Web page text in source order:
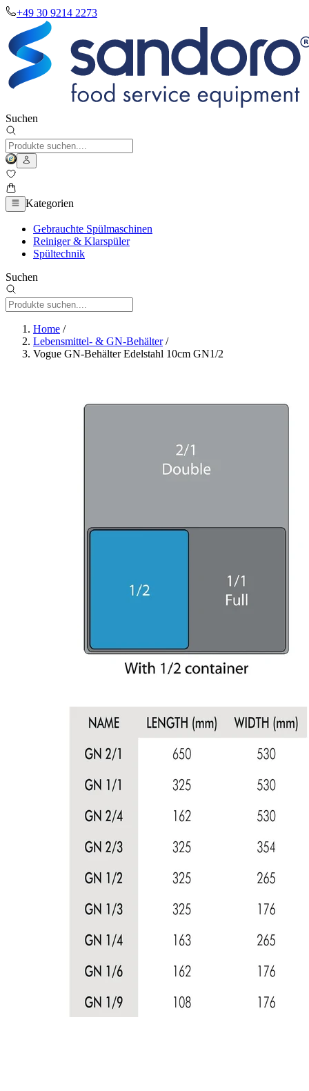
+49 30 9214 2273
Suchen
Kategorien
Gebrauchte Spülmaschinen
Reiniger & Klarspüler
Spültechnik
Suchen
Home /
Lebensmittel- & GN-Behälter/
Vogue GN-Behälter Edelstahl 10cm GN1/2